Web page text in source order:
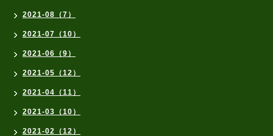
2021-08（7）
2021-07（10）
2021-06（9）
2021-05（12）
2021-04（11）
2021-03（10）
2021-02（12）